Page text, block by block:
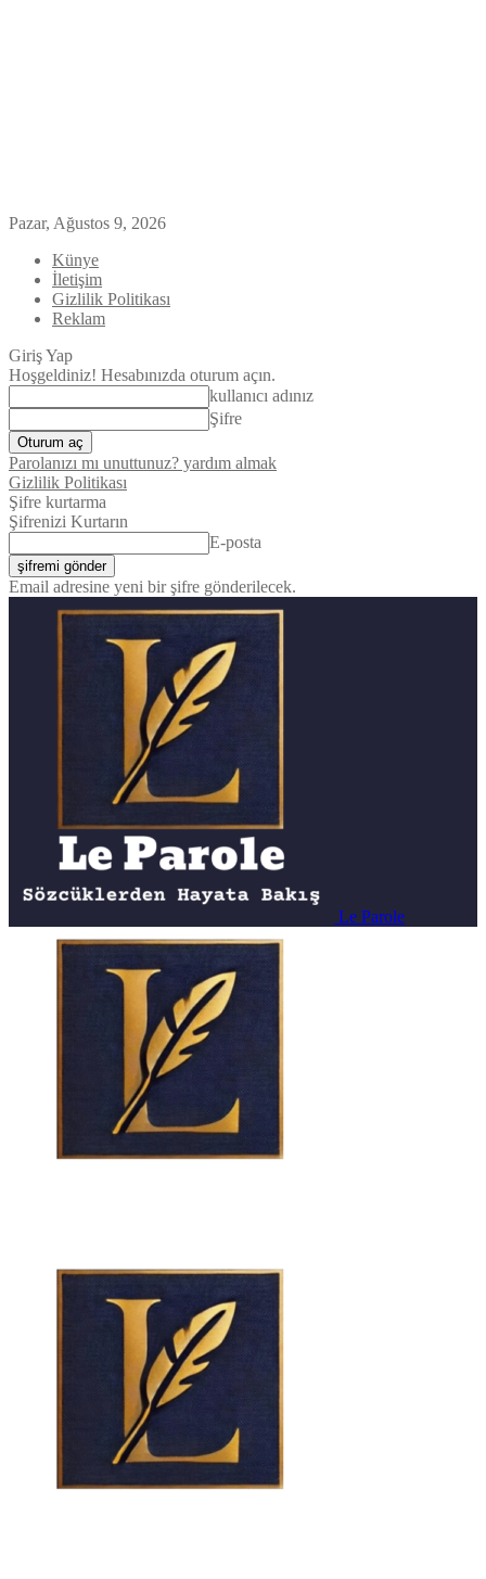
Pazar, Ağustos 9, 2026
Künye
İletişim
Gizlilik Politikası
Reklam
Giriş Yap
Hoşgeldiniz! Hesabınızda oturum açın.
kullanıcı adınız
Şifre
Parolanızı mı unuttunuz? yardım almak
Gizlilik Politikası
Şifre kurtarma
Şifrenizi Kurtarın
E-posta
Email adresine yeni bir şifre gönderilecek.
Le Parole